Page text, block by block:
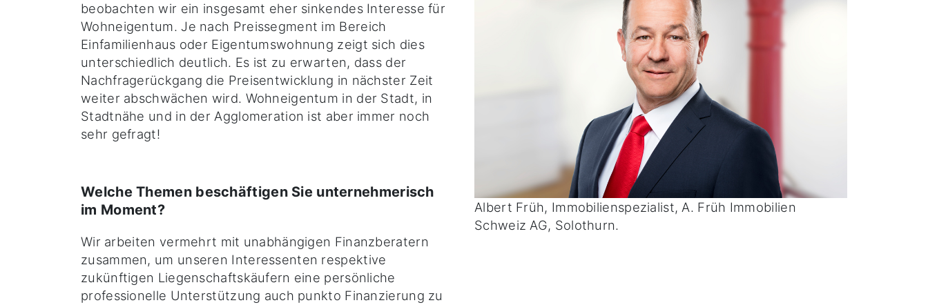
beobachten wir ein insgesamt eher sinkendes Interesse für
Wohneigentum. Je nach Preissegment im Bereich
Einfamilienhaus oder Eigentumswohnung zeigt sich dies
unterschiedlich deutlich. Es ist zu erwarten, dass der
Nachfragerückgang die Preisentwicklung in nächster Zeit
weiter abschwächen wird. Wohneigentum in der Stadt, in
Stadtnähe und in der Agglomeration ist aber immer noch
sehr gefragt!
Welche Themen beschäftigen Sie unternehmerisch
im Moment?
Wir arbeiten vermehrt mit unabhängigen Finanzberatern
zusammen, um unseren Interessenten respektive
zukünftigen Liegenschaftskäufern eine persönliche
professionelle Unterstützung auch punkto Finanzierung zu
Albert Früh, Immobilienspezialist, A. Früh Immobilien
Schweiz AG, Solothurn.